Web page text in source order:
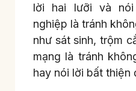
lời hai lưỡi và
nghiệp là tránh
như sát sinh, trộm
mạng là tránh
hay nói lời bất thiện